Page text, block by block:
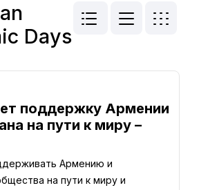
Days
поддержку Армении
на пути к миру –
Армению и
на пути к миру и